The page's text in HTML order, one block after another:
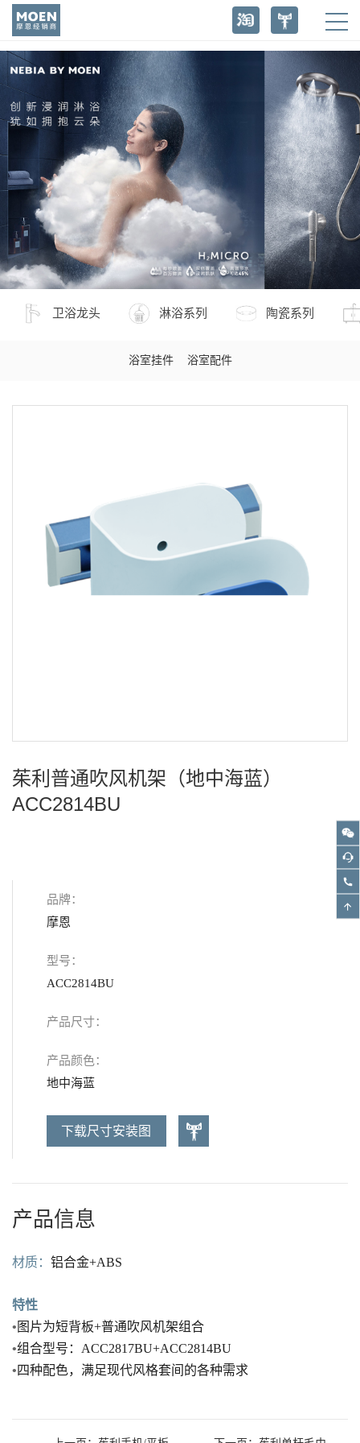
卫浴龙头 淋浴系列 陶瓷系列
浴室挂件 浴室配件
茱利普通吹风机架（地中海蓝）
ACC2814BU
品牌：
摩恩
型号：
ACC2814BU
产品尺寸：
产品颜色：
地中海蓝
下载尺寸安装图
产品信息
材质： 铝合金+ABS
特性
• 图片为短背板+普通吹风机架组合
•组合型号： ACC2817BU+ACC2814BU
•四种配色，满足现代风格套间的各种需求